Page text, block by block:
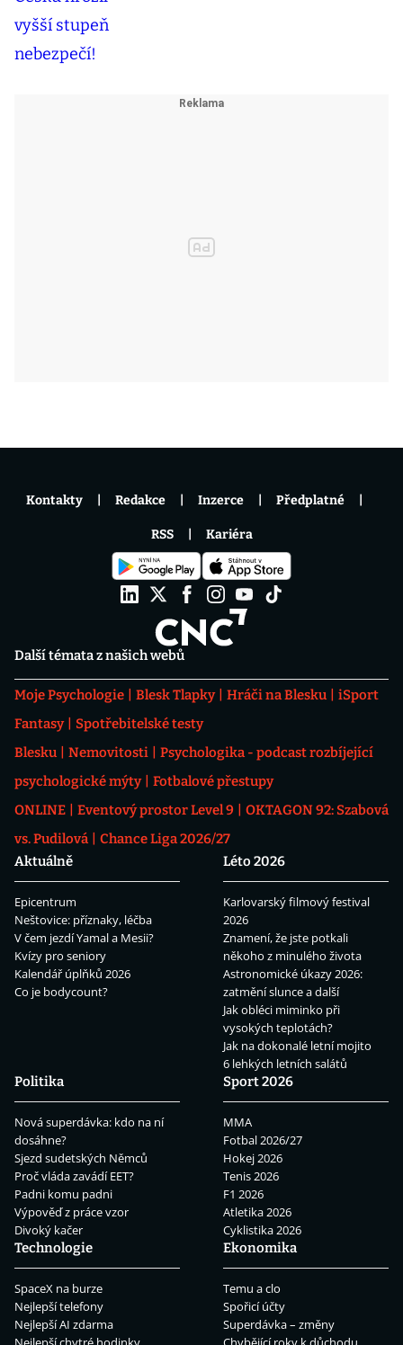
Další témata z našich webů
Moje Psychologie Blesk Tlapky Hráči na Blesku
iSport
Fantasy
Spotřebitelské testy
Blesku
Nemovitosti
Psychologika - podcast rozbíjející
psychologické mýty
Fotbalové přestupy
ONLINE
Eventový prostor Level 9
OKTAGON 92: Szabová
vs. Pudilová
Chance Liga 2026/27
Aktuálně
Epicentrum
Neštovice: příznaky, léčba
V čem jezdí Yamal a Mesii?
Kvízy pro seniory
Kalendář úplňků 2026
Co je bodycount?
Léto 2026
Karlovarský filmový festival
2026
Znamení, že jste potkali
někoho z minulého života
Astronomické úkazy 2026:
zatmění slunce a další
Jak obléci miminko při
vysokých teplotách?
Jak na dokonalé letní mojito
6 lehkých letních salátů
Politika
Nová superdávka: kdo na ní
dosáhne?
Sjezd sudetských Němců
Proč vláda zavádí EET?
Padni komu padni
Výpověď z práce vzor
Divoký kačer
Sport 2026
MMA
Fotbal 2026/27
Hokej 2026
Tenis 2026
F1 2026
Atletika 2026
Cyklistika 2026
Technologie
SpaceX na burze
Nejlepší telefony
Nejlepší AI zdarma
Ekonomika
Temu a clo
Spořicí účty
Superdávka – změny
Kontakty Redakce Inzerce Předplatné
RSS Kariéra